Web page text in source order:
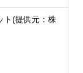
ト(提供元：株